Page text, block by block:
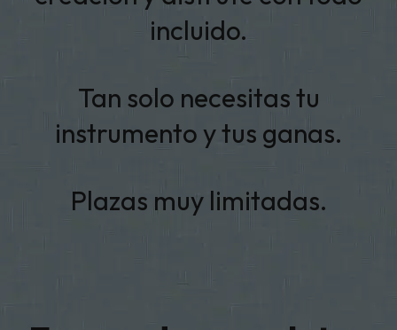
incluido.
Tan solo necesitas tu
instrumento y tus ganas.
Plazas muy limitadas.